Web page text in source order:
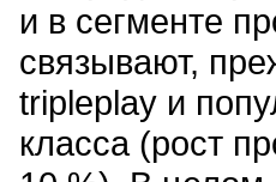
и в сегменте
связывают,
tripleplay и
класса (рост